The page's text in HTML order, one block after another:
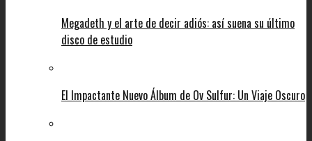
Megadeth y el arte de decir adiós: así suena su último
disco de estudio
El Impactante Nuevo Álbum de Ov Sulfur: Un Viaje Oscuro